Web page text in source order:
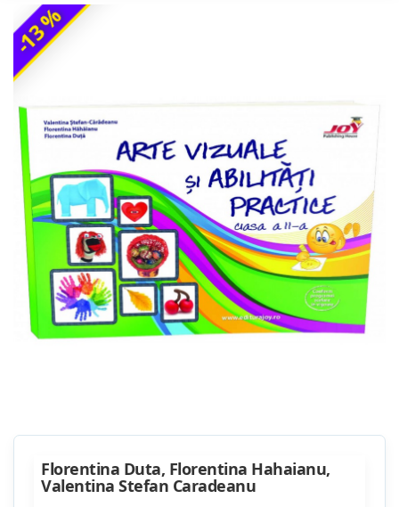
-13 %
Florentina Duta, Florentina Hahaianu,
Valentina Stefan Caradeanu